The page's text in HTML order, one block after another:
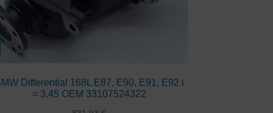
Differential 168L E87, E90, E91, E92 i
= 3,45 OEM 33107524322